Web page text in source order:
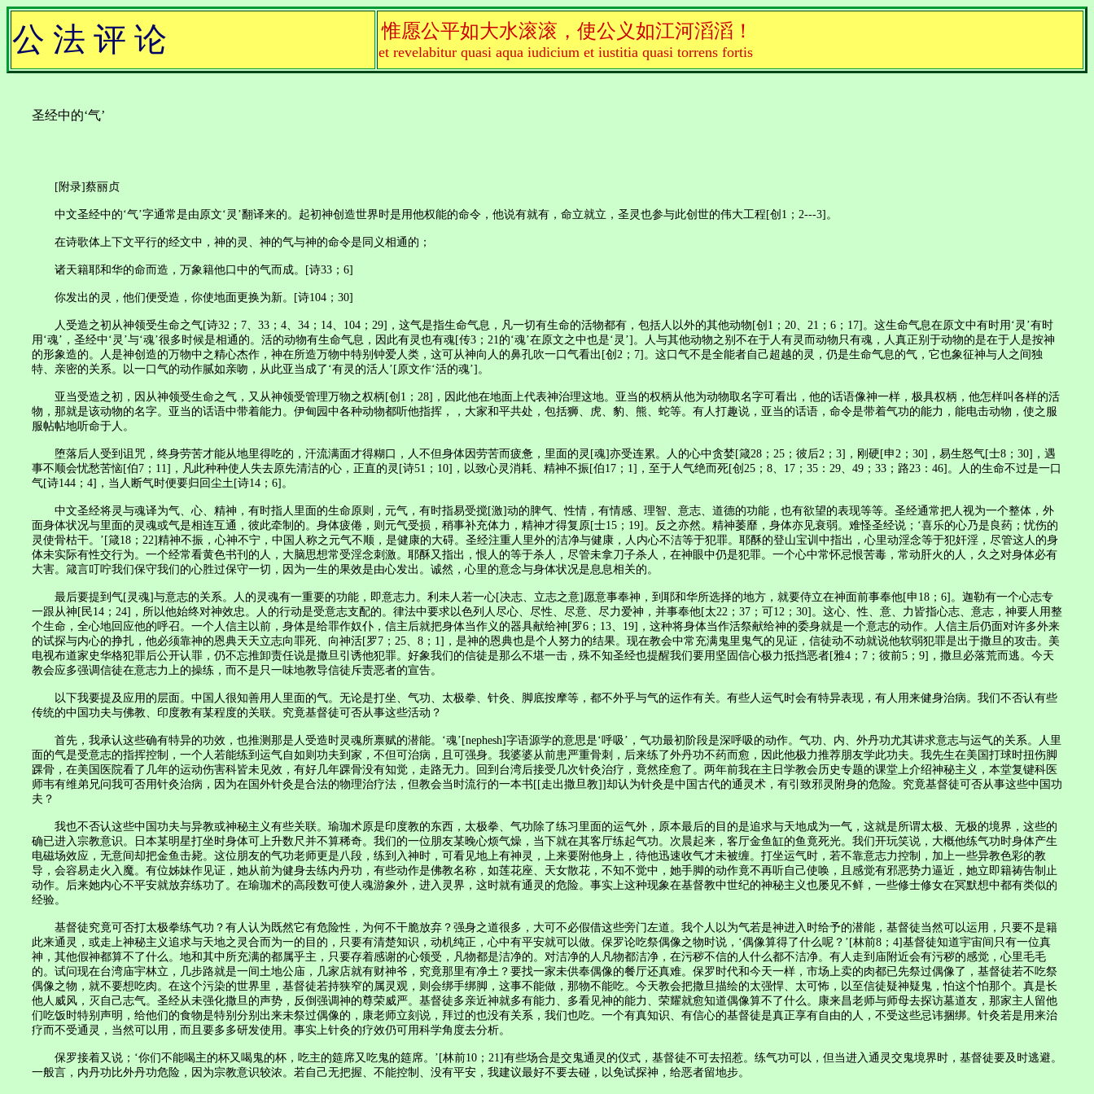
公 法 评 论 惟愿公平如大水滚滚，使公义如江河滔滔！
et revelabitur quasi aqua iudicium et iustitia quasi torrens fortis
圣经中的‘气’
[附录]蔡丽贞
中文圣经中的‘气’字通常是由原文‘灵’翻译来的。起初神创造世界时是用他权能的命令，他说有就有，命立就立，圣灵也参与此创世的伟大工程[创1；2---3]。
在诗歌体上下文平行的经文中，神的灵、神的气与神的命令是同义相通的；
诸天籍耶和华的命而造，万象籍他口中的气而成。[诗33；6]
你发出的灵，他们便受造，你使地面更换为新。[诗104；30]
人受造之初从神领受生命之气[诗32；7、33；4、34；14、104；29]，这气是指生命气息，凡一切有生命的活物都有，包括人以外的其他动物[创1；20、21；6；17]。这生命气息在原文中有时用‘灵’有时
用‘魂’，圣经中‘灵’与‘魂’很多时候是相通的。活的动物有生命气息，因此有灵也有魂[传3；21的‘魂’在原文之中也是‘灵’]。人与其他动物之别不在于人有灵而动物只有魂，人真正别于动物的是在于人是按神
的形象造的。人是神创造的万物中之精心杰作，神在所造万物中特别钟爱人类，这可从神向人的鼻孔吹一口气看出[创2；7]。这口气不是全能者自己超越的灵，仍是生命气息的气，它也象征神与人之间独
特、亲密的关系。以一口气的动作腻如亲吻，从此亚当成了‘有灵的活人’[原文作‘活的魂’]。
亚当受造之初，因从神领受生命之气，又从神领受管理万物之权柄[创1；28]，因此他在地面上代表神治理这地。亚当的权柄从他为动物取名字可看出，他的话语像神一样，极具权柄，他怎样叫各样的活
物，那就是该动物的名字。亚当的话语中带着能力。伊甸园中各种动物都听他指挥，，大家和平共处，包括狮、虎、豹、熊、蛇等。有人打趣说，亚当的话语，命令是带着气功的能力，能电击动物，使之服
服帖帖地听命于人。
堕落后人受到诅咒，终身劳苦才能从地里得吃的，汗流满面才得糊口，人不但身体因劳苦而疲惫，里面的灵[魂]亦受连累。人的心中贪婪[箴28；25；彼后2；3]，刚硬[申2；30]，易生怒气[士8；30]，遇
事不顺会忧愁苦恼[伯7；11]，凡此种种使人失去原先清洁的心，正直的灵[诗51；10]，以致心灵消耗、精神不振[伯17；1]，至于人气绝而死[创25；8、17；35：29、49；33；路23：46]。人的生命不过是一口
气[诗144；4]，当人断气时便要归回尘土[诗14；6]。
中文圣经将灵与魂译为气、心、精神，有时指人里面的生命原则，元气，有时指易受搅[激]动的脾气、性情，有情感、理智、意志、道德的功能，也有欲望的表现等等。圣经通常把人视为一个整体，外
面身体状况与里面的灵魂或气是相连互通，彼此牵制的。身体疲倦，则元气受损，稍事补充体力，精神才得复原[士15；19]。反之亦然。精神萎靡，身体亦见衰弱。难怪圣经说；‘喜乐的心乃是良药；忧伤的
灵使骨枯干。’[箴18；22]精神不振，心神不宁，中国人称之元气不顺，是健康的大碍。圣经注重人里外的洁净与健康，人内心不洁等于犯罪。耶酥的登山宝训中指出，心里动淫念等于犯奸淫，尽管这人的身
体未实际有性交行为。一个经常看黄色书刊的人，大脑思想常受淫念刺激。耶酥又指出，恨人的等于杀人，尽管未拿刀子杀人，在神眼中仍是犯罪。一个心中常怀忌恨苦毒，常动肝火的人，久之对身体必有
大害。箴言叮咛我们保守我们的心胜过保守一切，因为一生的果效是由心发出。诚然，心里的意念与身体状况是息息相关的。
最后要提到气[灵魂]与意志的关系。人的灵魂有一重要的功能，即意志力。利未人若一心[决志、立志之意]愿意事奉神，到耶和华所选择的地方，就要侍立在神面前事奉他[申18；6]。迦勒有一个心志专
一跟从神[民14；24]，所以他始终对神效忠。人的行动是受意志支配的。律法中要求以色列人尽心、尽性、尽意、尽力爱神，并事奉他[太22；37；可12；30]。这心、性、意、力皆指心志、意志，神要人用整
个生命，全心地回应他的呼召。一个人信主以前，身体是给罪作奴仆，信主后就把身体当作义的器具献给神[罗6；13、19]，这种将身体当作活祭献给神的委身就是一个意志的动作。人信主后仍面对许多外来
的试探与内心的挣扎，他必须靠神的恩典天天立志向罪死、向神活[罗7；25、8；1]，是神的恩典也是个人努力的结果。现在教会中常充满鬼里鬼气的见证，信徒动不动就说他软弱犯罪是出于撒旦的攻击。美
电视布道家史华格犯罪后公开认罪，仍不忘推卸责任说是撒旦引诱他犯罪。好象我们的信徒是那么不堪一击，殊不知圣经也提醒我们要用坚固信心极力抵挡恶者[雅4；7；彼前5；9]，撒旦必落荒而逃。今天
教会应多强调信徒在意志力上的操练，而不是只一味地教导信徒斥责恶者的宣告。
以下我要提及应用的层面。中国人很知善用人里面的气。无论是打坐、气功、太极拳、针灸、脚底按摩等，都不外乎与气的运作有关。有些人运气时会有特异表现，有人用来健身治病。我们不否认有些
传统的中国功夫与佛教、印度教有某程度的关联。究竟基督徒可否从事这些活动？
首先，我承认这些确有特异的功效，也推测那是人受造时灵魂所禀赋的潜能。‘魂’[nephesh]字语源学的意思是‘呼吸’，气功最初阶段是深呼吸的动作。气功、内、外丹功尤其讲求意志与运气的关系。人里
面的气是受意志的指挥控制，一个人若能练到运气自如则功夫到家，不但可治病，且可强身。我婆婆从前患严重骨刺，后来练了外丹功不药而愈，因此他极力推荐朋友学此功夫。我先生在美国打球时扭伤脚
踝骨，在美国医院看了几年的运动伤害科皆未见效，有好几年踝骨没有知觉，走路无力。回到台湾后接受几次针灸治疗，竟然痊愈了。两年前我在主日学教会历史专题的课堂上介绍神秘主义，本堂复键科医
师韦有维弟兄问我可否用针灸治病，因为在国外针灸是合法的物理治疗法，但教会当时流行的一本书[[走出撒旦教]]却认为针灸是中国古代的通灵术，有引致邪灵附身的危险。究竟基督徒可否从事这些中国功
夫？
我也不否认这些中国功夫与异教或神秘主义有些关联。瑜珈术原是印度教的东西，太极拳、气功除了练习里面的运气外，原本最后的目的是追求与天地成为一气，这就是所谓太极、无极的境界，这些的
确已进入宗教意识。日本某明星打坐时身体可上升数尺并不算稀奇。我们的一位朋友某晚心烦气燥，当下就在其客厅练起气功。次晨起来，客厅金鱼缸的鱼竟死光。我们开玩笑说，大概他练气功时身体产生
电磁场效应，无意间却把金鱼击毙。这位朋友的气功老师更是八段，练到入神时，可看见地上有神灵，上来要附他身上，待他迅速收气才未被缠。打坐运气时，若不靠意志力控制，加上一些异教色彩的教
导，会容易走火入魔。有位姊妹作见证，她从前为健身去练内丹功，有些动作是佛教名称，如莲花座、天女散花，不知不觉中，她手脚的动作竟不再听自己使唤，且感觉有邪恶势力逼近，她立即籍祷告制止
动作。后来她内心不平安就放弃练功了。在瑜珈术的高段数可使人魂游象外，进入灵界，这时就有通灵的危险。事实上这种现象在基督教中世纪的神秘主义也屡见不鲜，一些修士修女在冥默想中都有类似的
经验。
基督徒究竟可否打太极拳练气功？有人认为既然它有危险性，为何不干脆放弃？强身之道很多，大可不必假借这些旁门左道。我个人以为气若是神进入时给予的潜能，基督徒当然可以运用，只要不是籍
此来通灵，或走上神秘主义追求与天地之灵合而为一的目的，只要有清楚知识，动机纯正，心中有平安就可以做。保罗论吃祭偶像之物时说，‘偶像算得了什么呢？’[林前8；4]基督徒知道宇宙间只有一位真
神，其他假神都算不了什么。地和其中所充满的都属乎主，只要存着感谢的心领受，凡物都是洁净的。对洁净的人凡物都洁净，在污秽不信的人什么都不洁净。有人走到庙附近会有污秽的感觉，心里毛毛
的。试问现在台湾庙宇林立，几步路就是一间土地公庙，几家店就有财神爷，究竟那里有净土？要找一家未供奉偶像的餐厅还真难。保罗时代和今天一样，市场上卖的肉都已先祭过偶像了，基督徒若不吃祭
偶像之物，就不要想吃肉。在这个污染的世界里，基督徒若持狭窄的属灵观，则会绑手绑脚，这事不能做，那物不能吃。今天教会把撒旦描绘的太强悍、太可怖，以至信徒疑神疑鬼，怕这个怕那个。真是长
他人威风，灭自己志气。圣经从未强化撒旦的声势，反倒强调神的尊荣威严。基督徒多亲近神就多有能力、多看见神的能力、荣耀就愈知道偶像算不了什么。康来昌老师与师母去探访墓道友，那家主人留他
们吃饭时特别声明，给他们的食物是特别分别出来未祭过偶像的，康老师立刻说，拜过的也没有关系，我们也吃。一个有真知识、有信心的基督徒是真正享有自由的人，不受这些忌讳捆绑。针灸若是用来治
疗而不受通灵，当然可以用，而且要多多研发使用。事实上针灸的疗效仍可用科学角度去分析。
保罗接着又说；‘你们不能喝主的杯又喝鬼的杯，吃主的筵席又吃鬼的筵席。’[林前10；21]有些场合是交鬼通灵的仪式，基督徒不可去招惹。练气功可以，但当进入通灵交鬼境界时，基督徒要及时逃避。
一般言，内丹功比外丹功危险，因为宗教意识较浓。若自己无把握、不能控制、没有平安，我建议最好不要去碰，以免试探神，给恶者留地步。